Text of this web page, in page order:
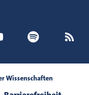
Wissenschaften